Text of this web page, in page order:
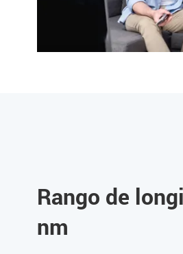
Rango de
nm